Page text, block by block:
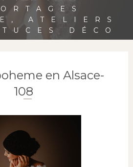
ATELIERS
DÉCO
en Alsace-
108